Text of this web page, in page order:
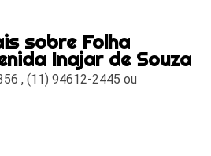
sobre Folha
Inajar de Souza
,(11) 94612-2445 ou